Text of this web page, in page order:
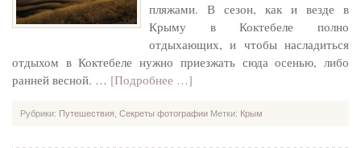
пляжами. В сезон, как и везде в
Крыму в Коктебеле полно
отдыхающих, и чтобы насладиться
отдыхом в Коктебеле нужно приезжать сюда осенью, либо
ранней весной. … [Подробнее …]
Рубрики: Путешествия Секреты фотографии Метки: Крым